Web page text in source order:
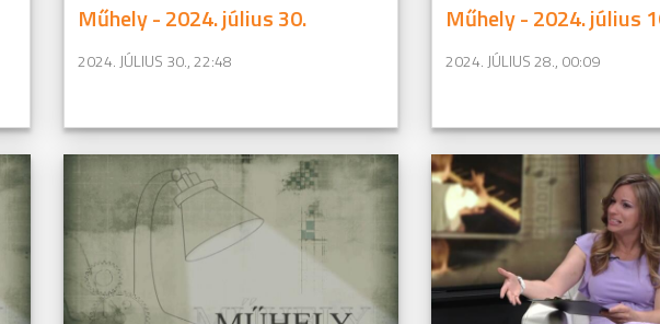
Műhely - 2024. július 30.
2024. JÚLIUS 30., 22:48
Műhely - 2024. július
2024. JÚLIUS 28., 00:09